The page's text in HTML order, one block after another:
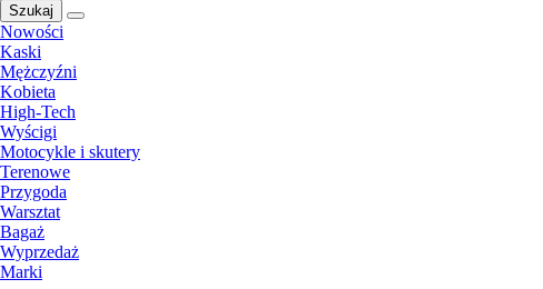
Szukaj
Nowości
Kaski
Mężczyźni
Kobieta
High-Tech
Wyścigi
Motocykle i skutery
Terenowe
Przygoda
Warsztat
Bagaż
Wyprzedaż
Marki